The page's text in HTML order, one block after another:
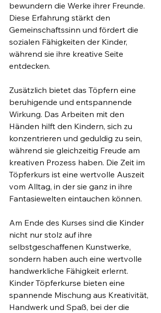
bewundern die Werke ihrer Freunde.
Diese Erfahrung stärkt den
Gemeinschaftssinn und fördert die
sozialen Fähigkeiten der Kinder,
während sie ihre kreative Seite
entdecken.
Zusätzlich bietet das Töpfern eine
beruhigende und entspannende
Wirkung. Das Arbeiten mit den
Händen hilft den Kindern, sich zu
konzentrieren und geduldig zu sein,
während sie gleichzeitig Freude am
kreativen Prozess haben. Die Zeit im
Töpferkurs ist eine wertvolle Auszeit
vom Alltag, in der sie ganz in ihre
Fantasiewelten eintauchen können.
Am Ende des Kurses sind die Kinder
nicht nur stolz auf ihre
selbstgeschaffenen Kunstwerke,
sondern haben auch eine wertvolle
handwerkliche Fähigkeit erlernt.
Kinder Töpferkurse bieten eine
spannende Mischung aus Kreativität,
Handwerk und Spaß, bei der die